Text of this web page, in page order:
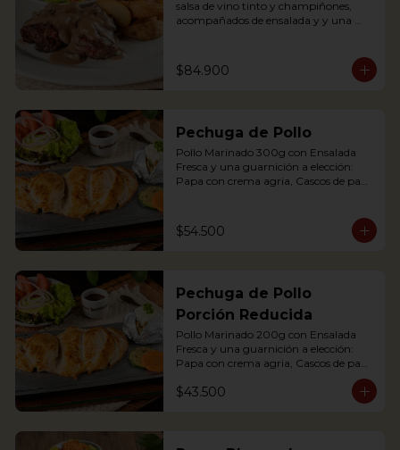
Chimichurri sauce.
salsa de vino tinto y champiñones,
acompañados de ensalada y y una
maduro relleno de quesito, Palitos de
Yuca, Puré de papa y arracacha
with rustic potatoes and fresh avocado
salad
$84.900
Pechuga de Pollo
Pollo Marinado 300g con Ensalada
Fresca y una guarnición a elección:
Papa con crema agria, Cascos de papa
y arracacha.
with a fresh salad.
$54.500
Pechuga de Pollo
Porción Reducida
Pollo Marinado 200g con Ensalada
Fresca y una guarnición a elección:
Papa con crema agria, Cascos de papa
quesito, Palitos de Yuca, Puré de papa
y arracacha. (Foto Porción Completa)
$43.500